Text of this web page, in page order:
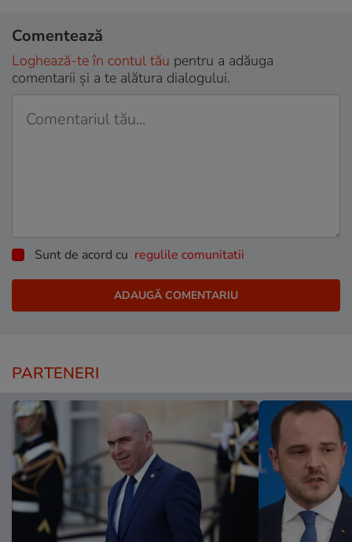
Comentează
Loghează-te în contul tău pentru a adăuga
comentarii și a te alătura dialogului.
Sunt de acord cu regulile comunitatii
PARTENERI